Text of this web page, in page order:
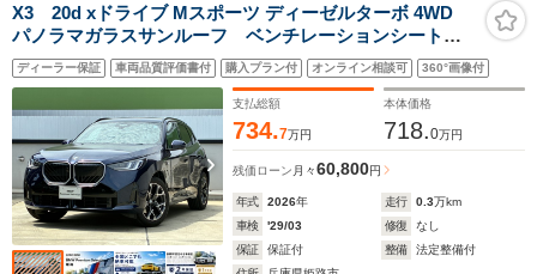
X3 20d xドライブ Mスポーツ ディーゼルターボ 4WD
パノラマガラスサンルーフ ベンチレーションシート
ハーマンカードンスピーカー ヘッドアップディスプレ
イ アクティブクルーズコントロール パドルシフト
電動トランク 禁煙車 全方位カメラ
ディーラー保証 車両品質評価書付 購入プラン付 オンライン相談可 360°画像付
支払総額
734.7万円
本体価格
718.0万円
残価ローン 月々60,800円
年式 2026年 走行 0.3万km
車検
'29/03 修復
なし
保証
保証付 整備
法定整備付